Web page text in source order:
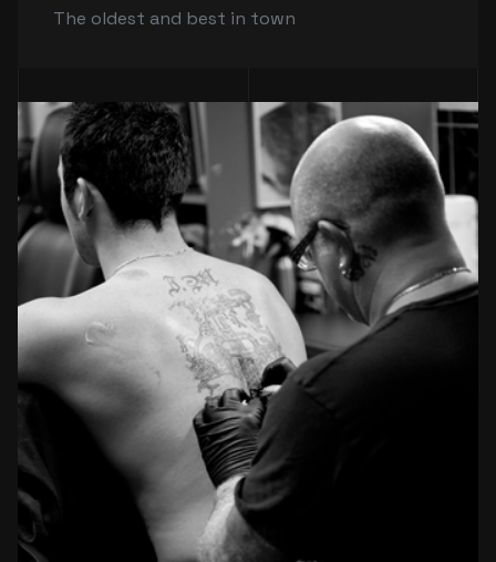
The oldest and best in town